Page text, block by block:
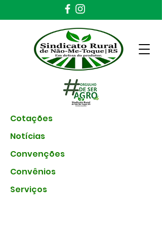
Cotações
Notícias
Convenções
Convênios
Serviços